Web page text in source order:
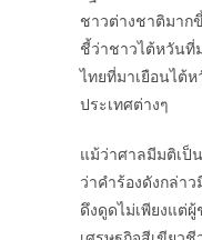
ชาวต่างชาติมาก
ชี้ว่าชาวไต้หวันที่
ไทยที่มาเยือนไต้
ประเทศต่างๆ
แม้ว่าศาลมีมติเป็
ว่าคำร้องดังกล่า
ดึงดูดไม่เพียงแต่